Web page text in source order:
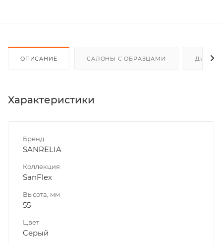
ОПИСАНИЕ САЛОНЫ С ОБРАЗЦАМИ
Характеристики
Бренд
SANRELIA
Коллекция
SanFlex
Высота, мм
55
Цвет
Серый